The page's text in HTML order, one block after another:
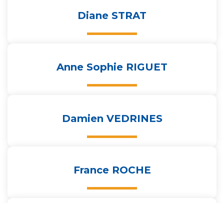
Diane STRAT
Anne Sophie RIGUET
Damien VEDRINES
France ROCHE